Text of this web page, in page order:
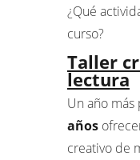
¿Qué
curso?
Taller
lectura
Un año
años
creativo de